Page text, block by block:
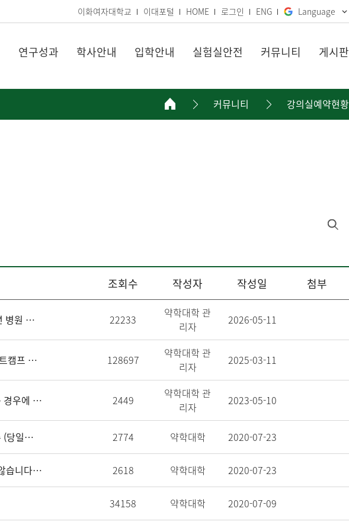
이화여자대학교 이대포털 HOME 로그인 ENG Language
연구성과 학사안내 입학안내 실험실안전 커뮤니티 게시판
커뮤니티 강의실예약현황
조회수 작성자 작성일 첨부
[실습지 무단이탈 실습생 징계 공지] 2026년 병원 필수실무실습 관련 22233
약학대학 관
리자
2026-05-11
[학생 대리 출석 관련 징계 공지] 2025년 부트캠프 수업관련 128697
약학대학 관
리자
2025-03-11
★☆ 강의실 예약은 포털로그인이 되어있는 경우에 한해 가능합니다. 2449
약학대학 관
리자
2023-05-10
★☆ 다음날 11시 이후 예약 접수 확인 필수 (당일예약은 행정실 전화예약)☆★ 2774 약학대학 2020-07-23
★☆ 양식에 맞지 않은 예약건은 접수되지 않습니다. (연락처 필수 기재) ☆★ 2618 약학대학 2020-07-23
34158 약학대학 2020-07-09